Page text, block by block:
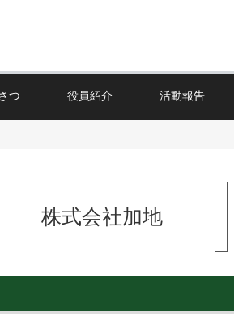
つ 役員紹介 活動報告
株式会社加地